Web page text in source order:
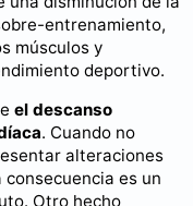
entrenamiento,
músculos y
deportivo.
el descanso
. Cuando no
alteraciones
es un
Otro hecho